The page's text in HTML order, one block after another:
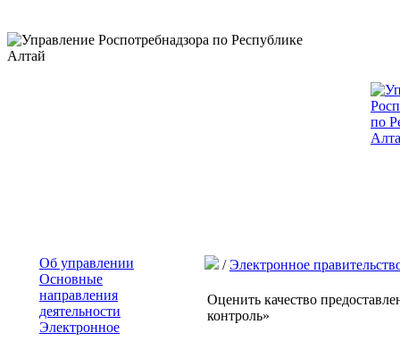
Об управлении
Основные
направления
деятельности
Электронное
/Электронное
Оценить качество
контроль»